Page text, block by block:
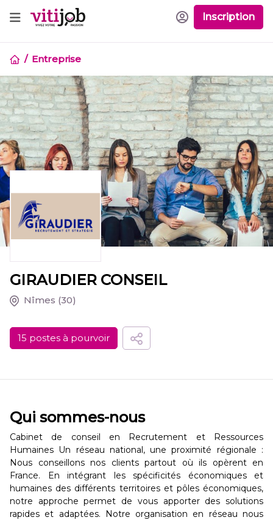
Inscription
Entreprise
GIRAUDIER CONSEIL
Nîmes (30)
15 postes à pourvoir
Qui sommes-nous
Cabinet de conseil en Recrutement et Ressources
Humaines Un réseau national, une proximité régionale :
Nous conseillons nos clients partout où ils opèrent en
France. En intégrant les spécificités économiques et
humaines des différents territoires et pôles économiques,
notre approche permet de vous apporter des solutions
rapides et adaptées. Notre organisation en réseau nous